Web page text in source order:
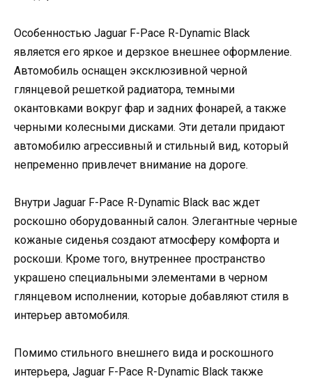
Особенностью Jaguar F-Pace R-Dynamic Black
является его яркое и дерзкое внешнее оформление.
Автомобиль оснащен эксклюзивной черной
глянцевой решеткой радиатора, темными
окантовками вокруг фар и задних фонарей, а также
черными колесными дисками. Эти детали придают
автомобилю агрессивный и стильный вид, который
непременно привлечет внимание на дороге.
Внутри Jaguar F-Pace R-Dynamic Black вас ждет
роскошно оборудованный салон. Элегантные черные
кожаные сиденья создают атмосферу комфорта и
роскоши. Кроме того, внутреннее пространство
украшено специальными элементами в черном
глянцевом исполнении, которые добавляют стиля в
интерьер автомобиля.
Помимо стильного внешнего вида и роскошного
интерьера, Jaguar F-Pace R-Dynamic Black также